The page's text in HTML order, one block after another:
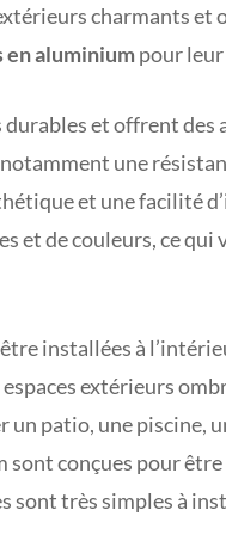
charmants et
en aluminiumpour
et offrent
une
et une facilité
et de couleurs, ce
installées à
extérieurs
patio, une piscine,
sont conçues pour
sont très simples à